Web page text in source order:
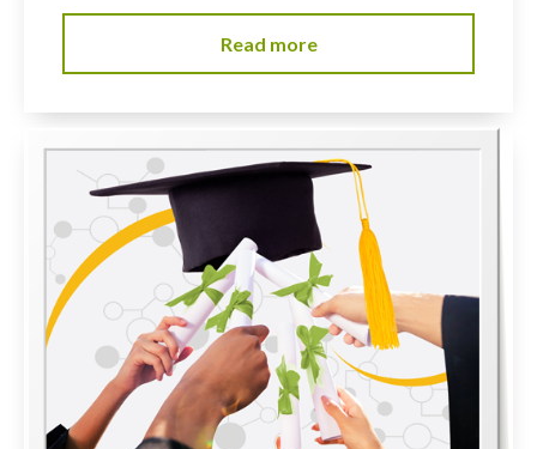
Read more